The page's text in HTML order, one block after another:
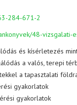
284-671-2
48-vizsgalati-
és kísérletezés
a valós, terepi
a tapasztalati
gyakorlatok
gyakorlatok